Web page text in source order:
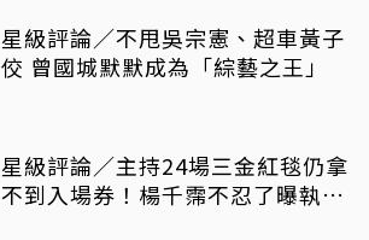
星級評論／不甩吳宗憲、超車黃子
佼 曾國城默默成為「綜藝之王」
星級評論／主持24場三金紅毯仍拿
不到入場券！楊千霈不忍了曝執委